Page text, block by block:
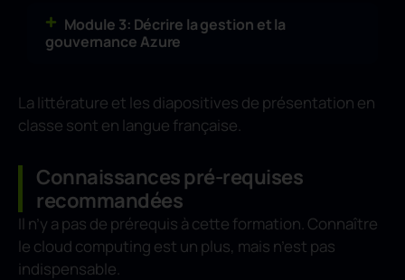
Module 3: Décrire la gestion et la
gouvernance Azure
La littérature et les diapositives de présentation en
classe sont en langue française.
Connaissances pré-requises
recommandées
Il n’y a pas de prérequis à cette formation. Connaître
le cloud computing est un plus, mais n’est pas
indispensable.